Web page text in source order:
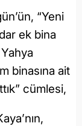
“Yeni
ek bina
binasına ait
cümlesi,